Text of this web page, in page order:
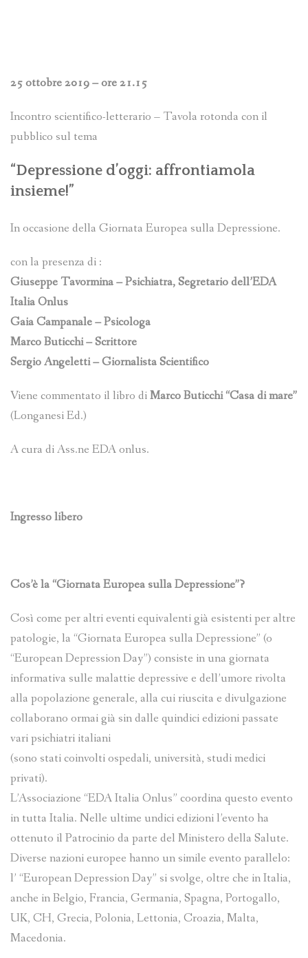
25 ottobre 2019 – ore 21.15
Incontro scientifico-letterario – Tavola rotonda con il
pubblico sul tema
“Depressione d’oggi: affrontiamola
insieme!”
In occasione della Giornata Europea sulla Depressione.
con la presenza di :
Giuseppe Tavormina – Psichiatra, Segretario dell’EDA
Italia Onlus
Gaia Campanale – Psicologa
Marco Buticchi – Scrittore
Sergio Angeletti – Giornalista Scientifico
Viene commentato il libro diMarco Buticchi “Casa di mare”
(Longanesi Ed.)
A cura di Ass.ne EDA onlus.
Ingresso libero
Cos’è la “Giornata Europea sulla Depressione”?
Così come per altri eventi equivalenti già esistenti per altre
patologie, la “Giornata Europea sulla Depressione” (o
“European Depression Day”) consiste in una giornata
informativa sulle malattie depressive e dell’umore rivolta
alla popolazione generale, alla cui riuscita e divulgazione
collaborano ormai già sin dalle quindici edizioni passate
vari psichiatri italiani
(sono stati coinvolti ospedali, università, studi medici
privati).
L’Associazione “EDA Italia Onlus” coordina questo evento
in tutta Italia. Nelle ultime undici edizioni l’evento ha
ottenuto il Patrocinio da parte del Ministero della Salute.
Diverse nazioni europee hanno un simile evento parallelo:
l’ “European Depression Day” si svolge, oltre che in Italia,
anche in Belgio, Francia, Germania, Spagna, Portogallo,
UK, CH, Grecia, Polonia, Lettonia, Croazia, Malta,
Macedonia.